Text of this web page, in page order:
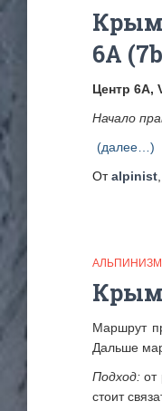
6А
Центр 6А,
Начало
(далее…)
Отalpinist
Маршрут
Дальше
Подход: от
стоит